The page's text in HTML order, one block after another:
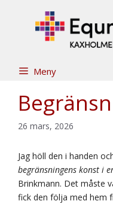
Meny
26 mars, 2026
Jag höll den i handen
begränsningens konst i
Brinkmann. Det måste
fick den följa med hem